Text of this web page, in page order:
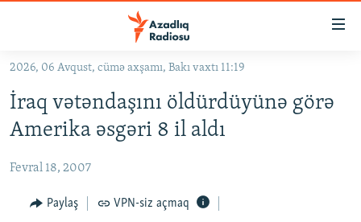
Əsas
qayıt
Əsas
qayıt
#İZAHLA
KORRUPSIOMETR
#ƏSLINDƏ
FƏRQƏ BAX
2026, 06 Avqust, cümə axşamı, Bakı vaxtı 11:19
İraq vətəndaşını öldürdüyünə görə
Amerika əsgəri 8 il aldı
Fevral 18, 2007
Paylaş VPN-siz açmaq